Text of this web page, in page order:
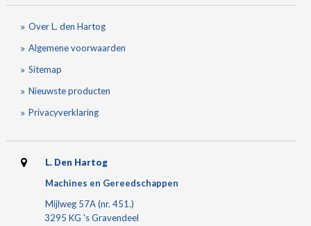
Over L. den Hartog
Algemene voorwaarden
Sitemap
Nieuwste producten
Privacyverklaring
L. Den Hartog
Machines en Gereedschappen
Mijlweg 57A (nr. 451.)
3295 KG 's Gravendeel